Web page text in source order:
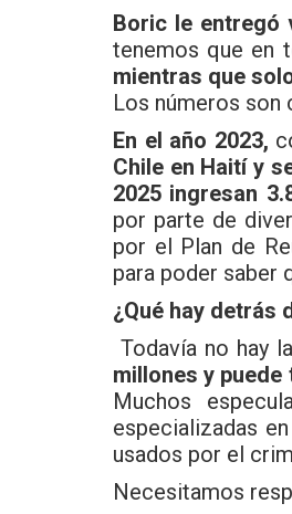
Boric le entregó
tenemos que en
mientras que
Los números son
En el año 2023,
Chile en Haití y
2025 ingresan
por parte de
por el Plan de
para poder saber
¿Qué hay detrás
Todavía no hay
millones y puede
Muchos
especializadas
usados por el
Necesitamos